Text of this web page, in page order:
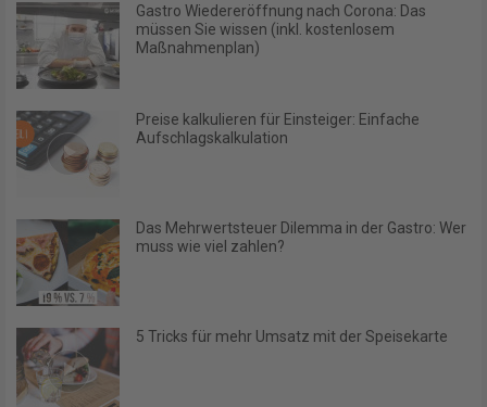
Gastro Wiedereröffnung nach Corona: Das
müssen Sie wissen (inkl. kostenlosem
Maßnahmenplan)
Preise kalkulieren für Einsteiger: Einfache
Aufschlagskalkulation
Das Mehrwertsteuer Dilemma in der Gastro: Wer
muss wie viel zahlen?
5 Tricks für mehr Umsatz mit der Speisekarte